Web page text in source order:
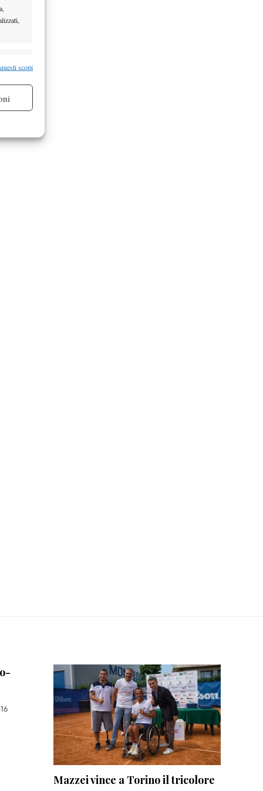
attivo
scopi
Mazzei vince a Torino il tricolore